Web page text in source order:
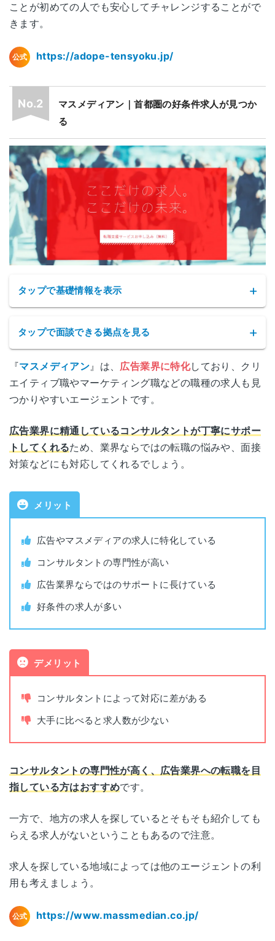
ことが初めての人でも安心してチャレンジすることがで
きます。
公式 https://adope-tensyoku.jp/
マスメディアン｜首都圏の好条件求人が見つか
る
タップで基礎情報を表示
サービス名 マスメディアン
公式HP
https://www.massmedian.co.j
p/
職業紹介事業許可番
号
対象年代 年齢制限なし
対象者
利用料金
非公開求人数 非公開
面接指導 あり
面談可能時間
平日(9:30~19:30)
土日祝(10:00~16:30)
電話面談 可能
タップで面談できる拠点を見る
マスメディアンの拠点
東京都港区南青山3-11-13
名古屋
愛知県名古屋市東区東桜1-13-3
NHK名古屋放送センタービル6階
大阪
大阪府大阪市北区堂島2-1-31
京阪堂島ビル5階
福岡
JRJP博多ビル4階
各拠点の詳細なアクセスはこちら
『マスメディアン』は、 広告業界に特化しており、クリ
エイティブ職やマーケティング職などの職種の求人も見
つかりやすいエージェントです。
広告業界に精通しているコンサルタントが丁寧にサポー
トしてくれるため、業界ならではの転職の悩みや、面接
対策などにも対応してくれるでしょう。
メリット
広告やマスメディアの求人に特化している
コンサルタントの専門性が高い
広告業界ならではのサポートに長けている
好条件の求人が多い
デメリット
コンサルタントによって対応に差がある
大手に比べると求人数が少ない
コンサルタントの専門性が高く、広告業界への転職を目
指している方はおすすめです。
一方で、地方の求人を探しているとそもそも紹介しても
らえる求人がないということもあるので注意。
求人を探している地域によっては他のエージェントの利
用も考えましょう。
公式 https://www.massmedian.co.jp/